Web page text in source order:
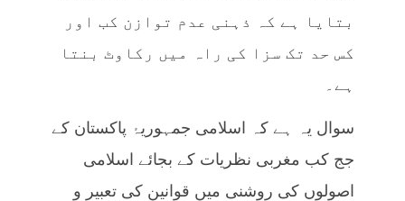
بتایا ہے کہ ذہنی عدم توازن کب اور
کس حد تک سزا کی راہ میں رکاوٹ بنتا
ہے۔
سوال یہ ہے کہ اسلامی جمہوریۂ پاکستان کے
جج کب مغربی نظریات کے بجائے اسلامی
اصولوں کی روشنی میں قوانین کی تعبیر و